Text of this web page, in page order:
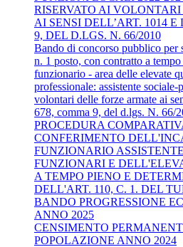
RISERVATO AI
AI SENSI DELL’ART. 1014
9, DEL D.LGS. N. 66/2010
Bando di concorso pubblico per
n. 1 posto, con contratto a
funzionario - area delle elevate
professionale: assistente
volontari delle forze armate ai
678, comma 9, del d.lgs. N. 66/
PROCEDURA
CONFERIMENTO
FUNZIONARIO
FUNZIONARI E
A TEMPO PIENO E
DELL'ART. 110, C. 1. DEL
BANDO PROGRESSIONE
ANNO 2025
CENSIMENTO
POPOLAZIONE ANNO 2024